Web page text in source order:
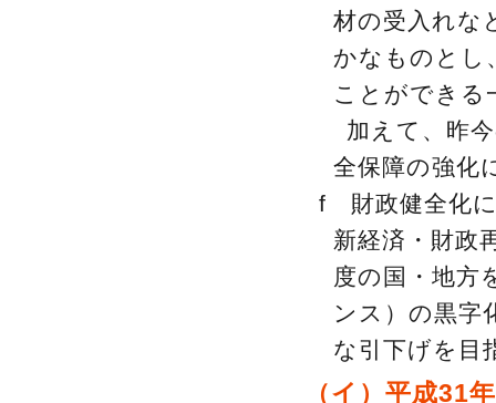
材の受入れな
かなものとし
ことができる
加えて、昨
全保障の強化
f 財政健全化に
新経済・財政
度の国・地方
ンス）の黒字
な引下げを目
（イ）平成31